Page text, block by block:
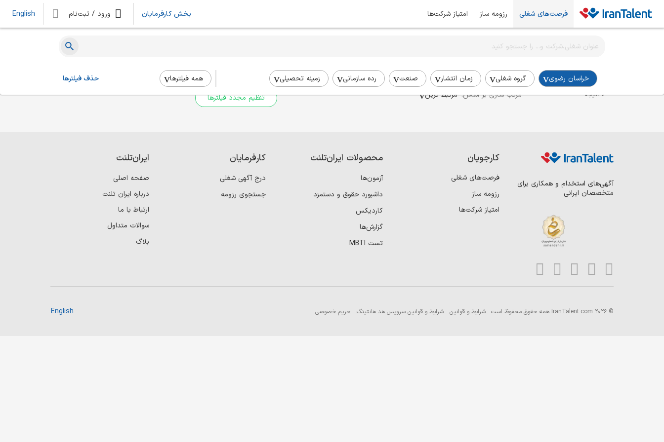
فرصت‌های شغلی رزومه ساز امتیاز شرکت‌ها بخش کارفرمایان ورود / ثبت‌نام English
خراسان رضوی گروه شغلی زمان انتشار صنعت رده سازمانی زمینه تحصیلی همه فیلتر‌ها حذف فیلترها
اطلاع‌رسانی شغلی را برای این جستجو فعال کنید
استخدام برنامه نویس فول استک در خراسان-رضوی
0 نتیجه مرتب سازی بر اساس: مرتبط ترین
برای جستجوی جامع‌تر از فیلترهای بالا استفاده کنید.
تنظیم مجدد فیلترها
آگهی‌های استخدام و همکاری برای
متخصصان ایرانی
کارجویان
فرصت‌های شغلی
رزومه ساز
امتیاز شرکت‌ها
محصولات ایران‌تلنت
آزمون‌ها
داشبورد حقوق و دستمزد
کاردیکس
گزارش‌ها
تست MBTI
کارفرمایان
درج آگهی شغلی
جستجوی رزومه
ایران‌تلنت
صفحه اصلی
درباره ایران تلنت
ارتباط با ما
سوالات متداول
بلاگ
© 2026 IranTalent.com همه حقوق محفوظ است. شرایط و قوانین شرایط و قوانین سرویس هد هانتینگ حریم خصوصی English